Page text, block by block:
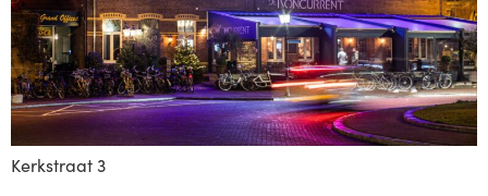
Kerkstraat 3